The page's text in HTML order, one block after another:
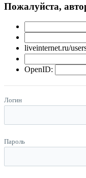
Пожалуйста,
liveinternet.ru/
OpenID:
Логин
Пароль